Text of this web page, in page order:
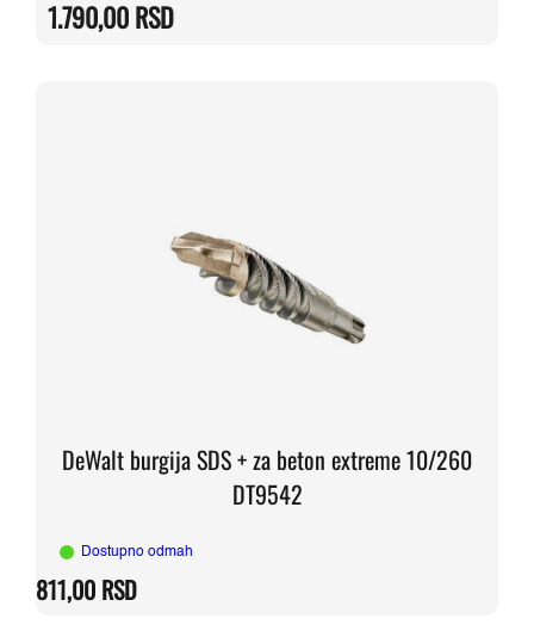
bila:
2.110,00 RSD.
1.790,00RSD
1.790,00 RSD.
DeWalt burgija SDS + za beton extreme 10/260
DT9542
Dostupno odmah
811,00 RSD